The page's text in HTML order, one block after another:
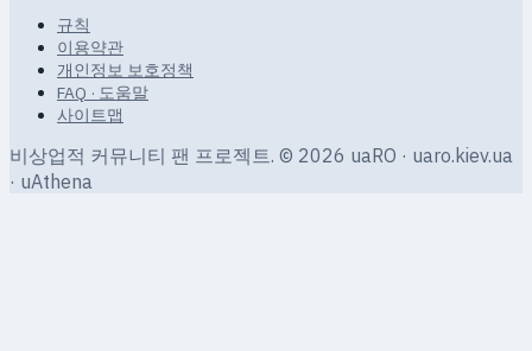
규칙
이용약관
개인정보 보호정책
FAQ · 도움말
사이트맵
비상업적 커뮤니티 팬 프로젝트. © 2026 uaRO · uaro.kiev.ua
· uAthena